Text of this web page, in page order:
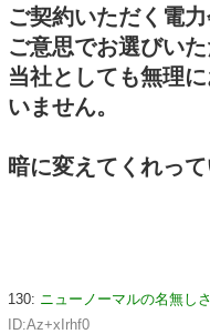
ご契約いただく電
ご意思でお選びい
当社としても無理
いません。
暗に変えてくれって
130: ニューノーマルの名無し
ID:Az+xIrhf0